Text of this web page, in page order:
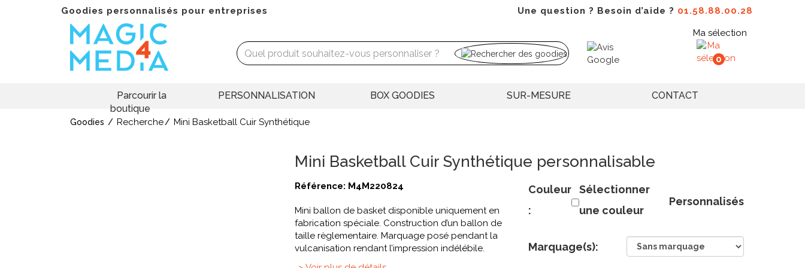
Goodies personnalisés pour entreprises Une question ? Besoin d’aide ? 01.58.88.00.28
Ma sélection
0
Parcourir la
boutique
PERSONNALISATION BOX GOODIES SUR-MESURE CONTACT
Goodies Recherche Mini Basketball Cuir Synthétique
Mini Basketball Cuir Synthétique personnalisable
Référence: M4M220824
Mini ballon de basket disponible uniquement en
fabrication spéciale. Construction d’un ballon de
taille règlementaire. Marquage posé pendant la
vulcanisation rendant l’impression indélébile.
Couleur
:
Sélectionner
une couleur
Personnalisés
Marquage(s):